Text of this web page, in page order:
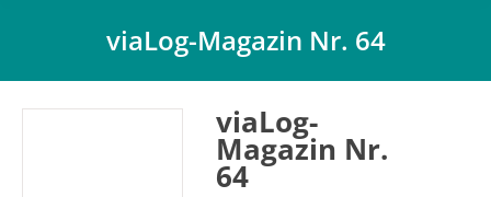
viaLog-Magazin Nr. 64
viaLog-
Magazin Nr.
64